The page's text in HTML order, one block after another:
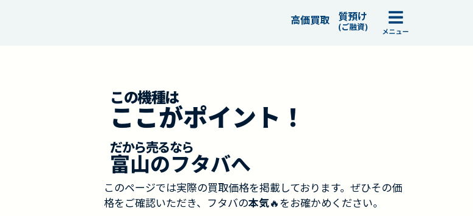
高価買取 質預け
(ご融資) メニュー
この機種は
ここがポイント！
だから売るなら
富山のフタバへ
このページでは実際の買取価格を掲載しております。ぜひその価
格をご確認いただき、フタバの本気🔥をお確かめください。